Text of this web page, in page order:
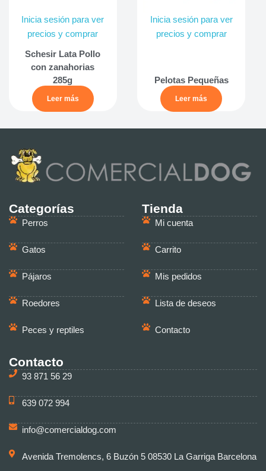
Inicia sesión para ver
precios y comprar
Schesir Lata Pollo
con zanahorias
285g
Leer más
Inicia sesión para ver
precios y comprar
Pelotas Pequeñas
Leer más
Categorías
Perros
Gatos
Pájaros
Roedores
Peces y reptiles
Tienda
Mi cuenta
Carrito
Mis pedidos
Lista de deseos
Contacto
Contacto
93 871 56 29
639 072 994
info@comercialdog.com
Avenida Tremolencs, 6 Buzón 5 08530 La Garriga Barcelona